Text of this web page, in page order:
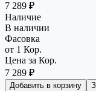
7 289 ₽
Наличие
В наличии
Фасовка
от 1 Кор.
Цена за Кор.
7 289 ₽
Добавить в корзину